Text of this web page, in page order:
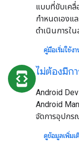
แบบที่ขับเคลื่
กำหนดเองแ
ดำเนินการใ
คู่มือเริ่มใช้ง
developer_mode ไม่ต้องมีก
Android
Android
จัดการอุปกร
ดูข้อมูลเพิ่มเ